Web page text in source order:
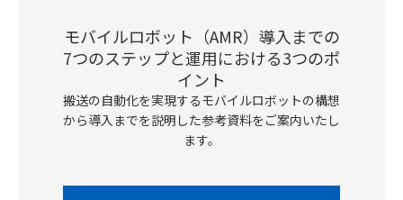
モバイルロボット（AMR）導入までの
7つのステップと運用における3つのポ
イント
搬送の自動化を実現するモバイルロボットの構想
から導入までを説明した参考資料をご案内いたし
ます。